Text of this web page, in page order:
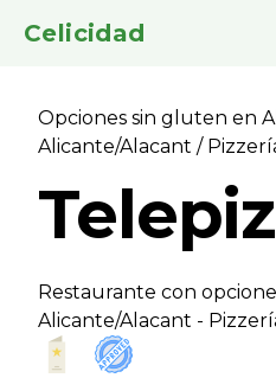
Celicidad
Opciones sin gluten en
Alicante/Alacant /
Restaurante con
Alicante/Alacant -